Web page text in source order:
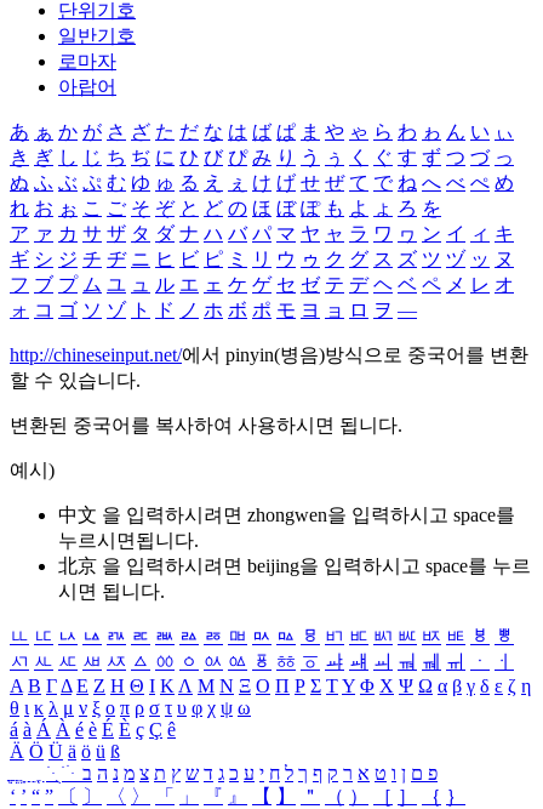
단위기호
일반기호
로마자
아랍어
あ ぁ か が さ ざ た だ な は ば ぱ ま や ゃ ら わ ゎ ん い ぃ
き ぎ し じ ち ぢ に ひ び ぴ み り う ぅ く ぐ す ず つ づ っ
ぬ ふ ぶ ぷ む ゆ ゅ る え ぇ け げ せ ぜ て で ね へ べ ぺ め
れ お ぉ こ ご そ ぞ と ど の ほ ぼ ぽ も よ ょ ろ を
ア ァ カ サ ザ タ ダ ナ ハ バ パ マ ヤ ャ ラ ワ ヮ ン イ ィ キ
ギ シ ジ チ ヂ ニ ヒ ビ ピ ミ リ ウ ゥ ク グ ス ズ ツ ヅ ッ ヌ
フ ブ プ ム ユ ュ ル エ ェ ケ ゲ セ ゼ テ デ ヘ ベ ペ メ レ オ
ォ コ ゴ ソ ゾ ト ド ノ ホ ボ ポ モ ヨ ョ ロ ヲ ―
http://chineseinput.net/에서 pinyin(병음)방식으로 중국어를 변환
할 수 있습니다.
변환된 중국어를 복사하여 사용하시면 됩니다.
예시)
中文 을 입력하시려면 zhongwen을 입력하시고 space를
누르시면됩니다.
北京 을 입력하시려면 beijing을 입력하시고 space를 누르
시면 됩니다.
ㅥ ㅦ ㅧ ㅨ ㅩ ㅪ ㅫ ㅬ ㅭ ㅮ ㅯ ㅰ ㅱ ㅲ ㅳ ㅴ ㅵ ㅶ ㅷ ㅸ
ㅹ
ㅺ ㅻ ㅼ ㅽ ㅾ ㅿ ㆀ ㆁ ㆂ ㆃ ㆄ ㆅ ㆆ ㆇ ㆈ ㆉ ㆊ ㆋ ㆌ ㆍ
ㆎ
Α Β ΓΔ Ε Ζ Η Θ Ι ΚΛ Μ Ν Ξ Ο Π Ρ Σ ΤΥ Φ Χ Ψ Ω α β γ δ ε ζ η
θ ι κ λ μ ν ξ ο π ρ σ τ υ φ χ ψ ω
á à Á À é è É È ç Ç ê
Ä Ö Ü ä ö ü ß
ִֶֹ ֻּ ׁׂ פ ם ן ו ט א ר ק ף ך ל ח י ע כ ג ד ש ץ ת צ מ נ ה ב
‘ ’ “ ” 〔 〕 〈 〉 「 」 『 』 【 】 ＂ （ ） ［ ］ ｛ ｝